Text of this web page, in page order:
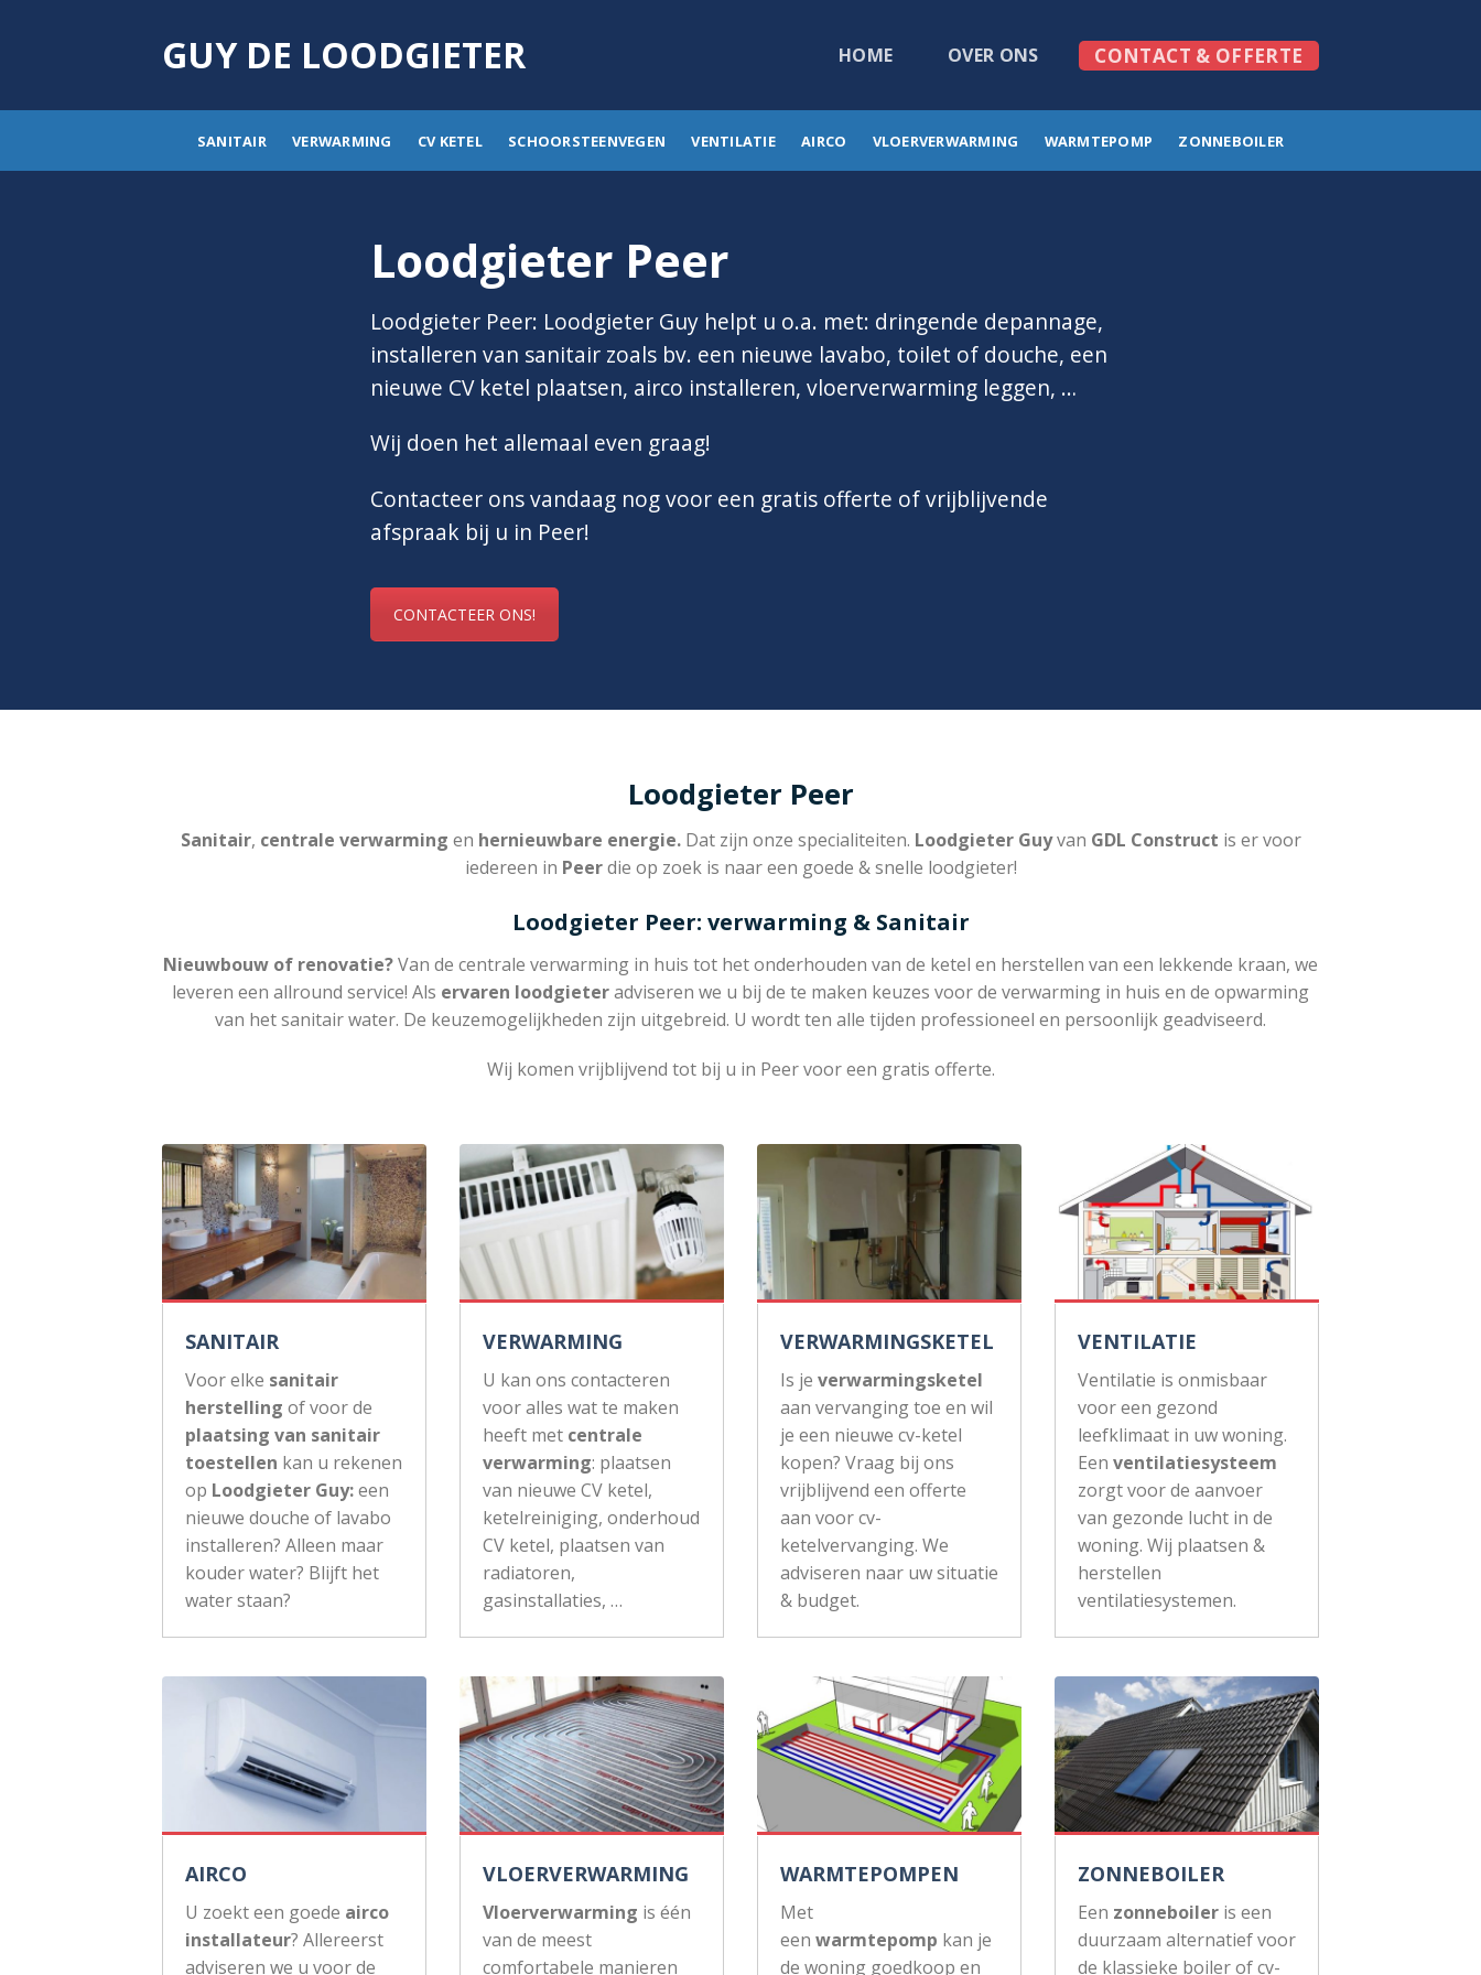
GUY DE LOODGIETER HOME OVER ONS CONTACT & OFFERTE
SANITAIR VERWARMING CV KETEL SCHOORSTEENVEGEN VENTILATIE AIRCO VLOERVERWARMING WARMTEPOMP ZONNEBOILER
Loodgieter Peer
Loodgieter Peer: Loodgieter Guy helpt u o.a. met: dringende depannage,
installeren van sanitair zoals bv. een nieuwe lavabo, toilet of douche, een
nieuwe CV ketel plaatsen, airco installeren, vloerverwarming leggen, …
Wij doen het allemaal even graag!
Contacteer ons vandaag nog voor een gratis offerte of vrijblijvende
afspraak bij u in Peer!
CONTACTEER ONS!
Loodgieter Peer
Sanitair, centrale verwarming en hernieuwbare energie.Dat zijn onze specialiteiten. Loodgieter Guyvan GDL Construct is er voor
iedereen in Peerdie op zoek is naar een goede & snelle loodgieter!
Loodgieter Peer: verwarming & Sanitair
Nieuwbouw of renovatie?Van de centrale verwarming in huis tot het onderhouden van de ketel en herstellen van een lekkende kraan, we
leveren een allround service! Als ervaren loodgieteradviseren we u bij de te maken keuzes voor de verwarming in huis en de opwarming
van het sanitair water. De keuzemogelijkheden zijn uitgebreid. U wordt ten alle tijden professioneel en persoonlijk geadviseerd.
Wij komen vrijblijvend tot bij u in Peer voor een gratis offerte.
SANITAIR
Voor elke sanitair
herstelling of voor de
plaatsing van sanitair
toestellen kan u rekenen
op Loodgieter Guy:een
nieuwe douche of lavabo
installeren? Alleen maar
kouder water? Blijft het
water staan?
VERWARMING
U kan ons contacteren
voor alles wat te maken
heeft met centrale
verwarming: plaatsen
van nieuwe CV ketel,
ketelreiniging, onderhoud
CV ketel, plaatsen van
radiatoren,
gasinstallaties, …
VERWARMINGSKETEL
Is je verwarmingsketel
aan vervanging toe en wil
je een nieuwe cv-ketel
kopen? Vraag bij ons
vrijblijvend een offerte
aan voor cv-
ketelvervanging. We
adviseren naar uw situatie
& budget.
VENTILATIE
Ventilatie is onmisbaar
voor een gezond
leefklimaat in uw woning.
Een ventilatiesysteem
zorgt voor de aanvoer
van gezonde lucht in de
woning. Wij plaatsen &
herstellen
ventilatiesystemen.
AIRCO
U zoekt een goede airco
installateur? Allereerst
adviseren we u voor de
VLOERVERWARMING
Vloerverwarming is één
van de meest
comfortabele manieren
WARMTEPOMPEN
Met
een warmtepomp kan je
de woning goedkoop en
ZONNEBOILER
Een zonneboiler is een
duurzaam alternatief voor
de klassieke boiler of cv-